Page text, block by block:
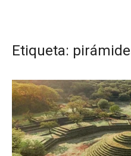
Etiqueta: